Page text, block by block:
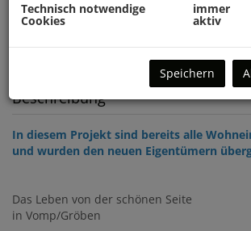
Beschreibung
In diesem Projekt sind bereits alle
und wurden den neuen Eigentümern
Das Leben von der schönen Seite
in Vomp/Gröben
Technisch notwendige
Cookies
immer
aktiv
Speichern